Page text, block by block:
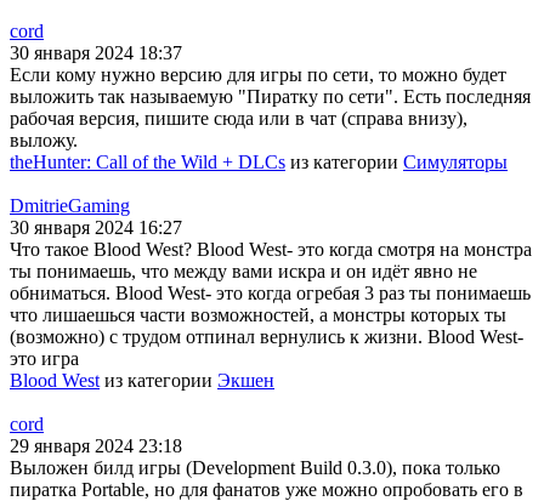
cord
30 января 2024 18:37
Если кому нужно версию для игры по сети, то можно будет
выложить так называемую "Пиратку по сети". Есть последняя
рабочая версия, пишите сюда или в чат (справа внизу),
выложу.
theHunter: Call of the Wild + DLCs из категории Симуляторы
DmitrieGaming
30 января 2024 16:27
Что такое Blood West? Blood West- это когда смотря на монстра
ты понимаешь, что между вами искра и он идёт явно не
обниматься. Blood West- это когда огребая 3 раз ты понимаешь
что лишаешься части возможностей, а монстры которых ты
(возможно) с трудом отпинал вернулись к жизни. Blood West-
это игра
Blood West из категории Экшен
cord
29 января 2024 23:18
Выложен билд игры (Development Build 0.3.0), пока только
пиратка Portable, но для фанатов уже можно опробовать его в